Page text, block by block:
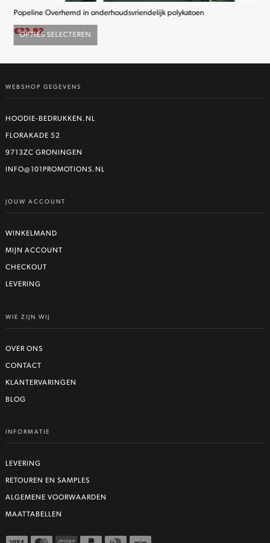
OPTIES SELECTEREN
product
meerdere
Deze
optie
gekozen
worden
Popeline Overhemd in onderhoudsvriendelijk polykatoen
€22,92
WEBSHOP GEGEVENS
HOODIE-BEDRUKKEN.NL
FLORAKADE 52
9713ZC GRONINGEN
INFO@101PROMOTIONS.NL
JOUW ACCOUNT
WINKELMAND
MIJN ACCOUNT
CHECKOUT
LEVERING
WIE ZIJN WIJ
OVER ONS
CONTACT
KLANTERVARINGEN
BLOG
INFORMATIE
LEVERING
RETOUREN EN SAMPLES
ALGEMENE VOORWAARDEN
MAATTABELLEN